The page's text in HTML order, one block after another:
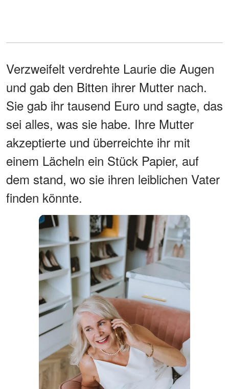
Verzweifelt verdrehte Laurie die Augen
und gab den Bitten ihrer Mutter nach.
Sie gab ihr tausend Euro und sagte, das
sei alles, was sie habe. Ihre Mutter
akzeptierte und überreichte ihr mit
einem Lächeln ein Stück Papier, auf
dem stand, wo sie ihren leiblichen Vater
finden könnte.